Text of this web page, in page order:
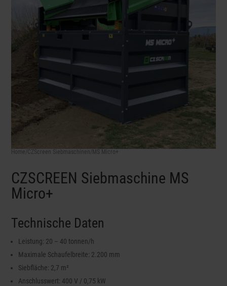
Home /CZScreen Siebmaschinen /MS Micro+
CZSCREEN Siebmaschine MS
Micro+
Technische Daten
Leistung: 20 – 40 tonnen/h
Maximale Schaufelbreite: 2.200 mm
Siebfläche: 2,7 m²
Anschlusswert: 400 V / 0,75 kW